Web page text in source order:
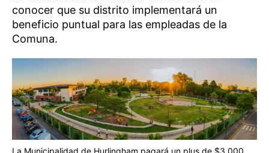
conocer que su distrito implementará un
beneficio puntual para las empleadas de la
Comuna.
La Municipalidad de Hurlingham pagará un plus de $3.000